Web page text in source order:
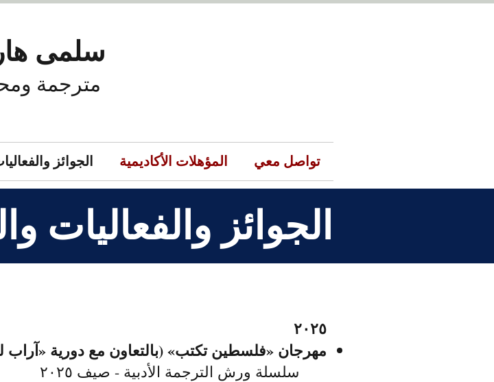
سلمى
مترجمة
الجوائز المؤهلات الأكاديمية تواصل معي
الجوائز والفعاليات
٢٠٢٥
مهرجان «فلسطين تكتب» (بالتعاون مع دورية «آراب
سلسلة ورش الترجمة الأدبية - صيف ٢٠٢٥